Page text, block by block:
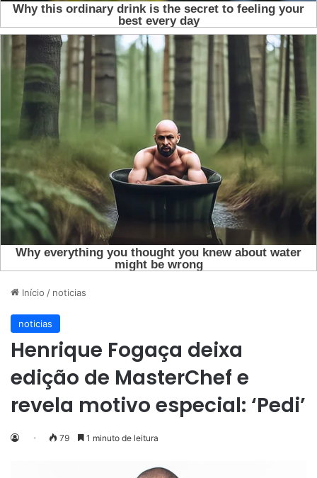
Início / noticias
noticias
Henrique Fogaça deixa
edição de MasterChef e
revela motivo especial: ‘Pedi’
79 1 minuto de leitura